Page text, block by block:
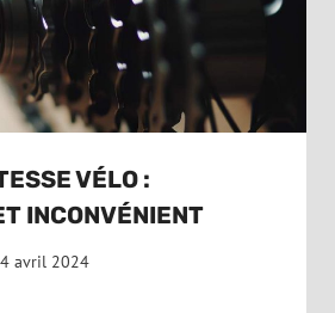
VÉLO :
INCONVÉNIENT
4 avril 2024